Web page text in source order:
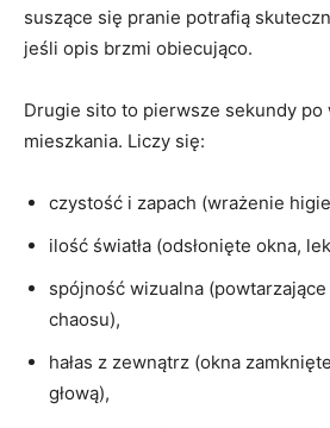
suszące się pranie potrafią
jeśli opis brzmi obiecująco.
Drugie sito to pierwsze sekundy po
mieszkania. Liczy się:
czystość i zapach (wrażenie
ilość światła (odsłonięte okna,
spójność wizualna
chaosu),
hałas z zewnątrz (okna
głową),